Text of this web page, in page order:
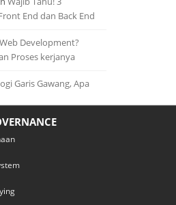
End dan Back End
Development?
Proses kerjanya
Garis Gawang, Apa